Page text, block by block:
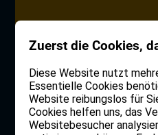
IMMER
AKTUELLE
Zuerst die Cookies,
Diese Website nutzt
Essentielle Cookies
Website reibungslos für
Cookies helfen uns, das
Websitebesucher